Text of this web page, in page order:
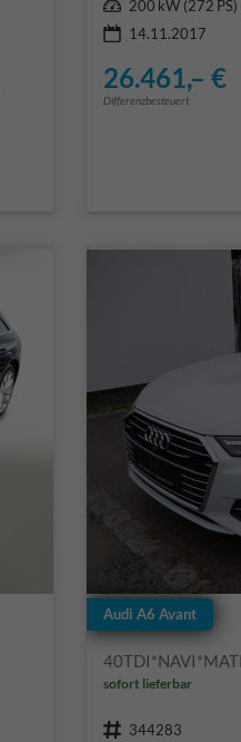
(PDF)
parken
200 kW (272 PS)
14.11.2017
26.461,– €
Differenzbesteuert
Audi A6 Avant
sofort lieferbar
Fahrzeugnr. 344283